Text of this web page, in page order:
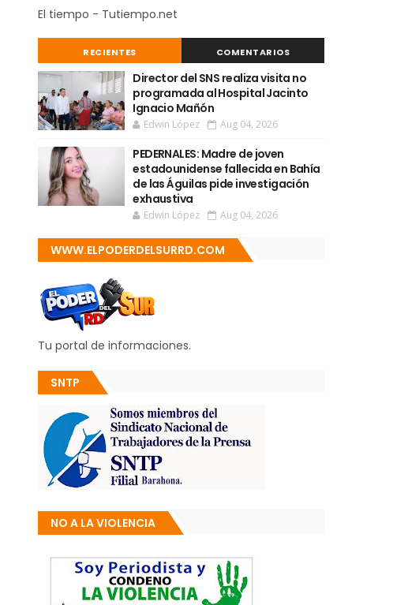
El tiempo - Tutiempo.net
RECIENTES COMENTARIOS
Director del SNS realiza visita no
programada al Hospital Jacinto
Ignacio Mañón
Edwin López Aug 04, 2026
PEDERNALES: Madre de joven
estadounidense fallecida en Bahía
de las Águilas pide investigación
exhaustiva
Edwin López Aug 04, 2026
WWW.ELPODERDELSURRD.COM
Tu portal de informaciones.
SNTP
NO A LA VIOLENCIA